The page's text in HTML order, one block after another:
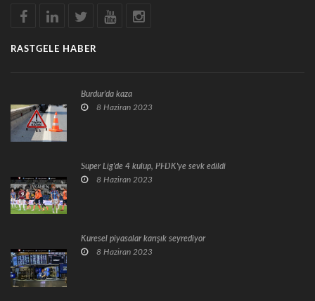
RASTGELE HABER
Burdur'da kaza
8 Haziran 2023
Süper Lig'de 4 kulüp, PFDK'ye sevk edildi
8 Haziran 2023
Küresel piyasalar karışık seyrediyor
8 Haziran 2023